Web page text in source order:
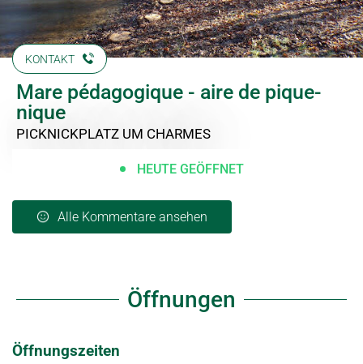
KONTAKT
Mare pédagogique - aire de pique-
nique
PICKNICKPLATZ UM CHARMES
HEUTE GEÖFFNET
Alle Kommentare ansehen
Öffnungen
Öffnungszeiten